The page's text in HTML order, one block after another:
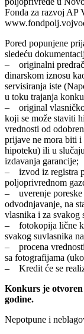
Fonda za razvoj AP
Pored popunjene
sledeću
– originalni
dinarskom iznosu
servisiranja iste
u toku trajanja
– original
koji se može staviti
vrednosti od
prijave ne mora biti i
hipoteku) ili u
izdavanja garancije;
– izvod iz registra
poljoprivrednom
– uverenje poreske
odvodnjavanje, na
vlasnika i za svakog
– fotokopija lične
svakog suvlasnika
– procena vrednosti
sa fotografijama
– Kredit će se
Konkurs je otvoren
godine.
Nepotpune i